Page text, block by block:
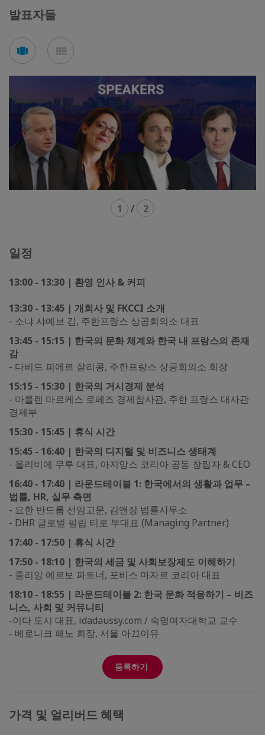
발표자들
See
carouselmosaic
1 / 2
일정
13:00 - 13:30 | 환영 인사 & 커피
13:30 - 13:45 | 개회사 및 FKCCI 소개
- 소냐 샤예브 김, 주한프랑스 상공회의소 대표
13:45 - 15:15 | 한국의 문화 체계와 한국 내 프랑스의 존재
감
- 다비드 피에르 잘리콩, 주한프랑스 상공회의소 회장
15:15 - 15:30 | 한국의 거시경제 분석
- 마를렌 마르케스 로페즈 경제참사관, 주한 프랑스 대사관
경제부
15:30 - 15:45 | 휴식 시간
15:45 - 16:40 | 한국의 디지털 및 비즈니스 생태계
- 올리비에 무루 대표, 아지앙스 코리아 공동 창립자 & CEO
16:40 - 17:40 | 라운드테이블 1: 한국에서의 생활과 업무 –
법률, HR, 실무 측면
- 요한 반드롬 선임고문, 김앤장 법률사무소
- DHR 글로벌 필립 티로 부대표 (Managing Partner)
17:40 - 17:50 | 휴식 시간
17:50 - 18:10 | 한국의 세금 및 사회보장제도 이해하기
- 줄리앙 에르보 파트너, 포비스 마자르 코리아 대표
18:10 - 18:55 | 라운드테이블 2: 한국 문화 적응하기 – 비즈
니스, 사회 및 커뮤니티
-이다 도시 대표, idadaussy.com / 숙명여자대학교 교수
- 베로니크 페노 회장, 서울 아끄이유
등록하기
가격 및 얼리버드 혜택